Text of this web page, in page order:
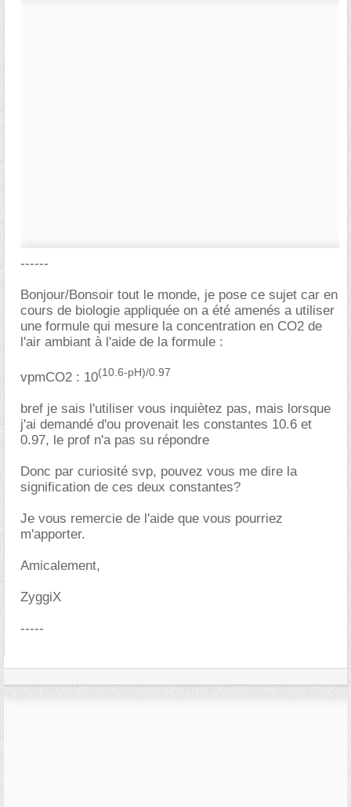
------
Bonjour/Bonsoir tout le monde, je pose ce sujet car en
cours de biologie appliquée on a été amenés a utiliser
une formule qui mesure la concentration en CO2 de
l'air ambiant à l'aide de la formule :
vpmCO2 : 10(10.6-pH)/0.97
bref je sais l'utiliser vous inquiètez pas, mais lorsque
j'ai demandé d'ou provenait les constantes 10.6 et
0.97, le prof n'a pas su répondre
Donc par curiosité svp, pouvez vous me dire la
signification de ces deux constantes?
Je vous remercie de l'aide que vous pourriez
m'apporter.
Amicalement,
ZyggiX
-----